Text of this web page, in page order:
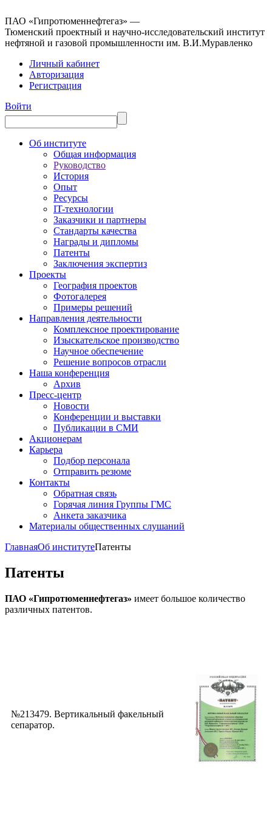
ПАО «Гипротюменнефтегаз» —
Тюменский проектный и научно-исследовательский институт
нефтяной и газовой промышленности им. В.И.Муравленко
Личный кабинет
Авторизация
Регистрация
Войти
Об институте
Общая информация
Руководство
История
Опыт
Ресурсы
IT-технологии
Заказчики и партнеры
Стандарты качества
Награды и дипломы
Патенты
Заключения экспертиз
Проекты
География проектов
Фотогалерея
Примеры решений
Направления деятельности
Комплексное проектирование
Изыскательское производство
Научное обеспечение
Решение вопросов отрасли
Наша конференция
Архив
Пресс-центр
Новости
Конференции и выставки
Публикации в СМИ
Акционерам
Карьера
Подбор персонала
Отправить резюме
Контакты
Обратная связь
Горячая линия Группы ГМС
Анкета заказчика
Материалы общественных слушаний
ГлавнаяОб институтеПатенты
Патенты
ПАО «Гипротюменнефтегаз» имеет большое количество
различных патентов.
№213479. Вертикальный факельный
сепаратор.